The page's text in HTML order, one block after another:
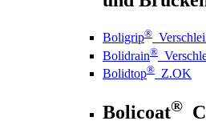
Boligrip®
Bolidrain®
Bolidtop® Z.OK
Bolicoat®